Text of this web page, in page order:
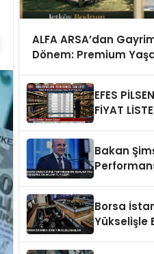
ALFA ARSA’dan
Dönem: Premium
EFES
FİYAT
Bakan
Borsa
Yükselişle